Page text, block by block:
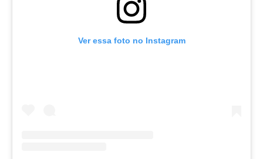
Ver essa foto no Instagram